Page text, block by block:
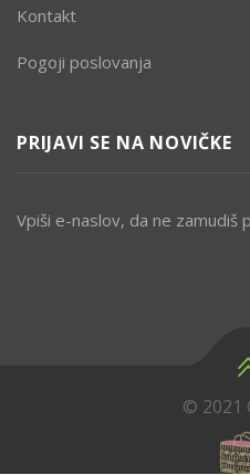
Kontakt
Pogoji poslovanja
PRIJAVI SE NA NOVIČKE
Vpiši e-naslov, da ne zamudiš
© 2021